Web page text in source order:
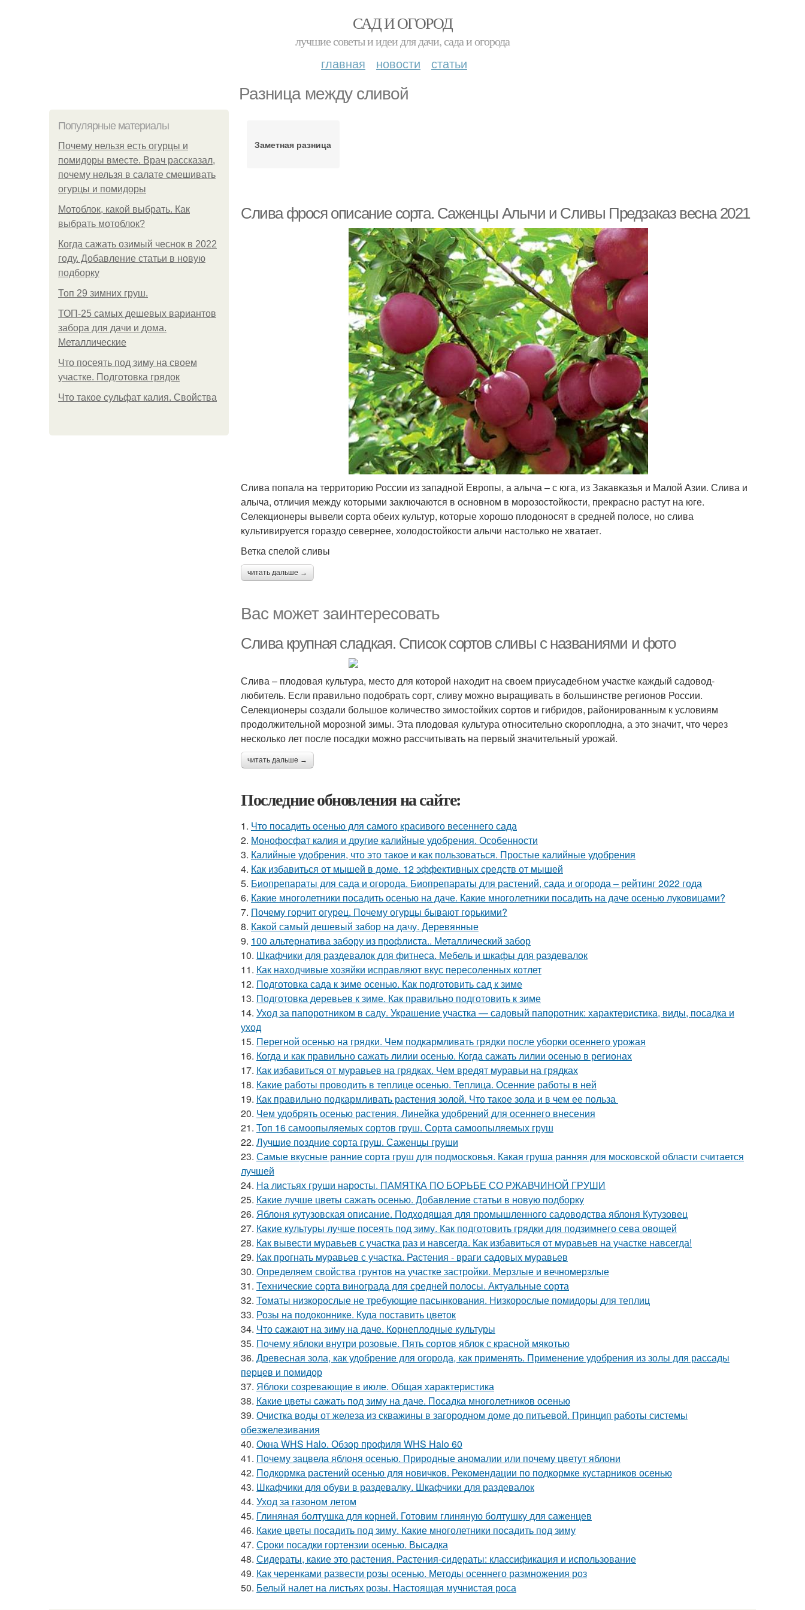
САД И ОГОРОД
лучшие советы и идеи для дачи, сада и огорода
главная новости статьи
Разница между сливой
Популярные материалы
Почему нельзя есть огурцы и
помидоры вместе. Врач рассказал,
почему нельзя в салате смешивать
огурцы и помидоры
Мотоблок, какой выбрать. Как
выбрать мотоблок?
Когда сажать озимый чеснок в 2022
году. Добавление статьи в новую
подборку
Топ 29 зимних груш.
ТОП-25 самых дешевых вариантов
забора для дачи и дома.
Металлические
Что посеять под зиму на своем
участке. Подготовка грядок
Что такое сульфат калия. Свойства
Заметная разница
Слива фрося описание сорта. Саженцы Алычи и Сливы Предзаказ весна 2021
Слива попала на территорию России из западной Европы, а алыча – с юга, из Закавказья и Малой Азии. Слива и
алыча, отличия между которыми заключаются в основном в морозостойкости, прекрасно растут на юге.
Селекционеры вывели сорта обеих культур, которые хорошо плодоносят в средней полосе, но слива
культивируется гораздо севернее, холодостойкости алычи настолько не хватает.
Ветка спелой сливы
читать дальше →
Вас может заинтересовать
Слива крупная сладкая. Список сортов сливы с названиями и фото
Слива – плодовая культура, место для которой находит на своем приусадебном участке каждый садовод-
любитель. Если правильно подобрать сорт, сливу можно выращивать в большинстве регионов России.
Селекционеры создали большое количество зимостойких сортов и гибридов, районированным к условиям
продолжительной морозной зимы. Эта плодовая культура относительно скороплодна, а это значит, что через
несколько лет после посадки можно рассчитывать на первый значительный урожай.
читать дальше →
Последние обновления на сайте:
1. Что посадить осенью для самого красивого весеннего сада
2. Монофосфат калия и другие калийные удобрения. Особенности
3. Калийные удобрения, что это такое и как пользоваться. Простые калийные удобрения
4. Как избавиться от мышей в доме. 12 эффективных средств от мышей
5. Биопрепараты для сада и огорода. Биопрепараты для растений, сада и огорода – рейтинг 2022 года
6. Какие многолетники посадить осенью на даче. Какие многолетники посадить на даче осенью луковицами?
7. Почему горчит огурец. Почему огурцы бывают горькими?
8. Какой самый дешевый забор на дачу. Деревянные
9. 100 альтернатива забору из профлиста.. Металлический забор
10. Шкафчики для раздевалок для фитнеса. Мебель и шкафы для раздевалок
11. Как находчивые хозяйки исправляют вкус пересоленных котлет
12. Подготовка сада к зиме осенью. Как подготовить сад к зиме
13. Подготовка деревьев к зиме. Как правильно подготовить к зиме
14. Уход за папоротником в саду. Украшение участка — садовый папоротник: характеристика, виды, посадка и
уход
15. Перегной осенью на грядки. Чем подкармливать грядки после уборки осеннего урожая
16. Когда и как правильно сажать лилии осенью. Когда сажать лилии осенью в регионах
17. Как избавиться от муравьев на грядках. Чем вредят муравьи на грядках
18. Какие работы проводить в теплице осенью. Теплица. Осенние работы в ней
19. Как правильно подкармливать растения золой. Что такое зола и в чем ее польза
20. Чем удобрять осенью растения. Линейка удобрений для осеннего внесения
21. Топ 16 самоопыляемых сортов груш. Сорта самоопыляемых груш
22. Лучшие поздние сорта груш. Саженцы груши
23. Самые вкусные ранние сорта груш для подмосковья. Какая груша ранняя для московской области считается
лучшей
24. На листьях груши наросты. ПАМЯТКА ПО БОРЬБЕ СО РЖАВЧИНОЙ ГРУШИ
25. Какие лучше цветы сажать осенью. Добавление статьи в новую подборку
26. Яблоня кутузовская описание. Подходящая для промышленного садоводства яблоня Кутузовец
27. Какие культуры лучше посеять под зиму. Как подготовить грядки для подзимнего сева овощей
28. Как вывести муравьев с участка раз и навсегда. Как избавиться от муравьев на участке навсегда!
29. Как прогнать муравьев с участка. Растения - враги садовых муравьев
30. Определяем свойства грунтов на участке застройки. Мерзлые и вечномерзлые
31. Технические сорта винограда для средней полосы. Актуальные сорта
32. Томаты низкорослые не требующие пасынкования. Низкорослые помидоры для теплиц
33. Розы на подоконнике. Куда поставить цветок
34. Что сажают на зиму на даче. Корнеплодные культуры
35. Почему яблоки внутри розовые. Пять сортов яблок с красной мякотью
36. Древесная зола, как удобрение для огорода, как применять. Применение удобрения из золы для рассады
перцев и помидор
37. Яблоки созревающие в июле. Общая характеристика
38. Какие цветы сажать под зиму на даче. Посадка многолетников осенью
39. Очистка воды от железа из скважины в загородном доме до питьевой. Принцип работы системы
обезжелезивания
40. Окна WHS Halo. Обзор профиля WHS Halo 60
41. Почему зацвела яблоня осенью. Природные аномалии или почему цветут яблони
42. Подкормка растений осенью для новичков. Рекомендации по подкормке кустарников осенью
43. Шкафчики для обуви в раздевалку. Шкафчики для раздевалок
44. Уход за газоном летом
45. Глиняная болтушка для корней. Готовим глиняную болтушку для саженцев
46. Какие цветы посадить под зиму. Какие многолетники посадить под зиму
47. Сроки посадки гортензии осенью. Высадка
48. Сидераты, какие это растения. Растения-сидераты: классификация и использование
49. Как черенками развести розы осенью. Методы осеннего размножения роз
50. Белый налет на листьях розы. Настоящая мучнистая роса